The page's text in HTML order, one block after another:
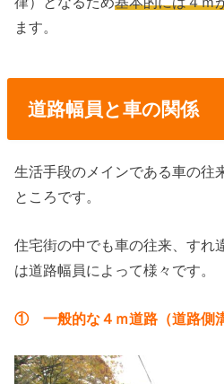
ます。
道路幅員と車の関係
生活手段のメインである車の往
ところです。
住宅街の中でも車の往来、すれ
は道路幅員によって様々です。
① 一般的な４ｍ道路（道路側溝